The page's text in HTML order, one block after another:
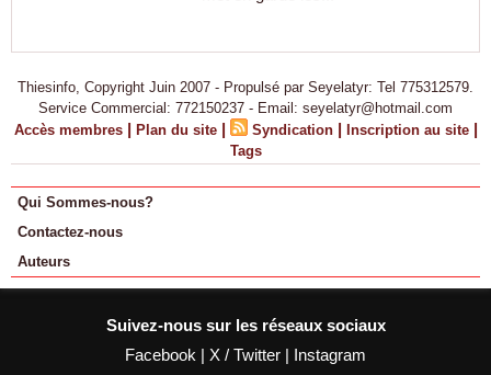
Thiesinfo, Copyright Juin 2007 - Propulsé par Seyelatyr: Tel 775312579.
Service Commercial: 772150237 - Email: seyelatyr@hotmail.com
Accès membres | Plan du site | Syndication | Inscription au site |
Tags
Qui Sommes-nous?
Contactez-nous
Auteurs
Suivez-nous sur les réseaux sociaux
Facebook | X / Twitter | Instagram